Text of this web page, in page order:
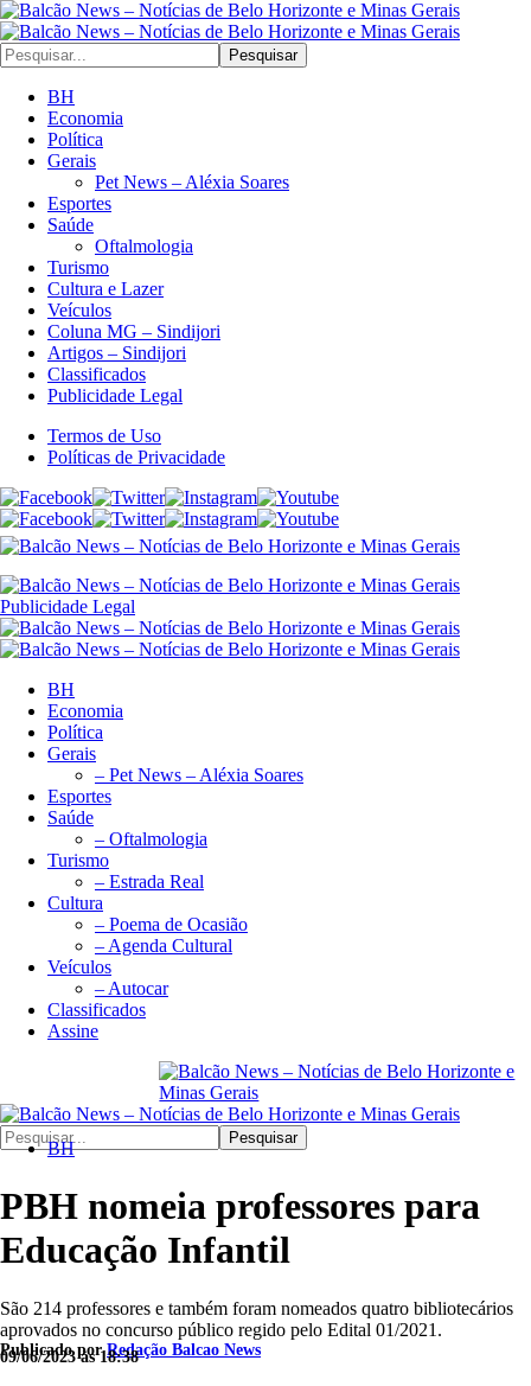
Pesquisar
BH
Economia
Política
Gerais
Pet News – Aléxia Soares
Esportes
Saúde
Oftalmologia
Turismo
Cultura e Lazer
Veículos
Coluna MG – Sindijori
Artigos – Sindijori
Classificados
Publicidade Legal
Termos de Uso
Políticas de Privacidade
Publicidade Legal
BH
Economia
Política
Gerais
– Pet News – Aléxia Soares
Esportes
Saúde
– Oftalmologia
Turismo
– Estrada Real
Cultura
– Poema de Ocasião
– Agenda Cultural
Veículos
– Autocar
Classificados
Assine
Pesquisar
BH
PBH nomeia professores para
Educação Infantil
São 214 professores e também foram nomeados quatro bibliotecários
aprovados no concurso público regido pelo Edital 01/2021.
Publicado porRedação Balcao News
09/06/2023 às 18:38